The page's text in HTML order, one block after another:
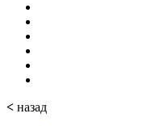
< назад